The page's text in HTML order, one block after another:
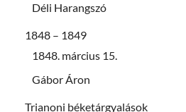
Déli Harangszó
1848 – 1849
1848. március 15.
Gábor Áron
Trianoni béketárgyalások